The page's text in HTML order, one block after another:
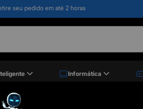
seu pedido em até 2 horas
Informática
Abnt2, Tc312, Warrior